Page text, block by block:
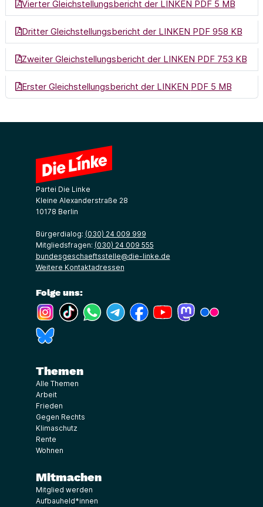
Vierter Gleichstellungsbericht der LINKEN PDF 5 MB(Link
Dritter Gleichstellungsbericht der LINKEN PDF 958 KB
Zweiter Gleichstellungsbericht der LINKEN PDF 753 KB
Erster Gleichstellungsbericht der LINKEN PDF 5 MB(Link
Partei Die Linke
Kleine Alexanderstraße 28
10178 Berlin
Bürgerdialog: (030) 24 009 999
Mitgliedsfragen: (030) 24 009 555
bundesgeschaeftsstelle@die-linke.de
Weitere Kontaktadressen
Folge uns:
(Link öffnet ein neues Fenster)
(Link öffnet ein neues Fenster)
(Link öffnet ein neues Fenster)
(Link öffnet ein neues Fenster)
(Link öffnet ein neues Fenster)
(Link öffnet ein neues
(Link öffnet ein
Themen
Alle Themen
Arbeit
Frieden
Gegen Rechts
Klimaschutz
Rente
Wohnen
Mitmachen
Mitglied werden
Aufbauheld*innen